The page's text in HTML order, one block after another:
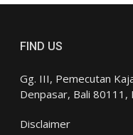
FIND US
Gg. III, Pemecutan
Denpasar, Bali 80111,
Disclaimer